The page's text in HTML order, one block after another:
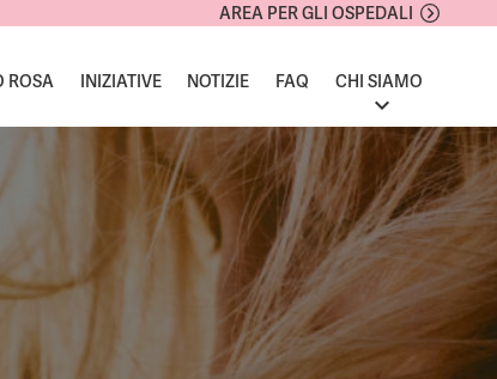
AREA PER GLI OSPEDALI
ROSA INIZIATIVE NOTIZIE FAQ CHI SIAMO